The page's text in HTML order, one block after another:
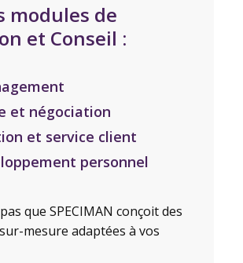
modules de
et Conseil :
et négociation
et service client
personnel
que SPECIMAN conçoit des
mesure adaptées à vos